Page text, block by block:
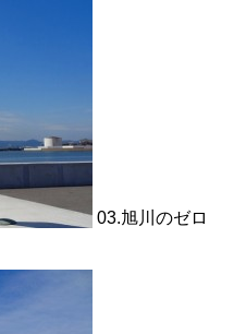
03.旭川のゼロ